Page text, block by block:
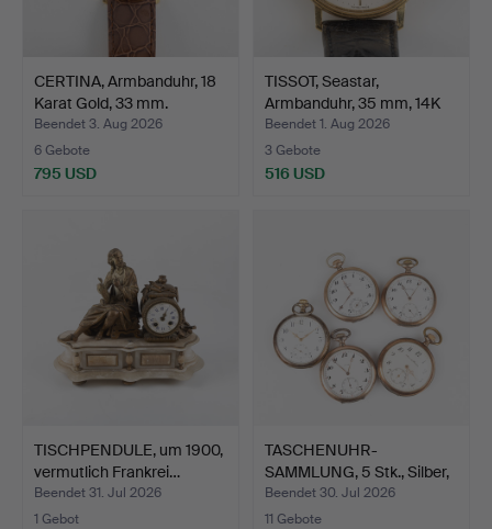
CERTINA, Armbanduhr, 18
Karat Gold, 33 mm.
Beendet 3. Aug 2026
6 Gebote
795 USD
TISSOT, Seastar,
Armbanduhr, 35 mm, 14K
Go…
Beendet 1. Aug 2026
3 Gebote
516 USD
TISCHPENDULE, um 1900,
vermutlich Frankrei…
Beendet 31. Jul 2026
1 Gebot
TASCHENUHR-
SAMMLUNG, 5 Stk., Silber,
Invar…
Beendet 30. Jul 2026
11 Gebote